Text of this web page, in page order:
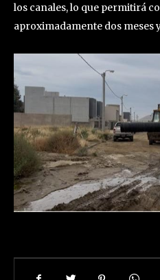
los canales, lo que permitirá
aproximadamente dos meses